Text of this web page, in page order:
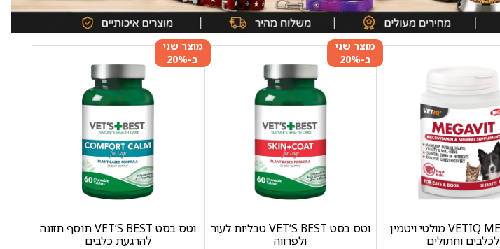
VETIQ MEGA VIT מולטי ויטמין
לכלבים וחתולים
מוצר שני
ב-20%
וטס בסט VET‘S BEST טבליות לעור
ולפרווה
מוצר שני
ב-20%
וטס בסט VET‘S BEST תוסף תזונה
להרגעת כלבים